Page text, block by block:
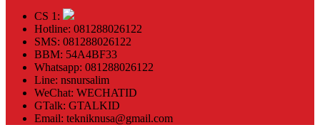
CS 1:
Hotline: 081288026122
SMS: 081288026122
BBM: 54A4BF33
Whatsapp: 081288026122
Line: nsnursalim
WeChat: WECHATID
GTalk: GTALKID
Email: tekniknusa@gmail.com